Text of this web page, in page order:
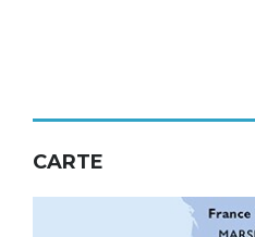
CARTE